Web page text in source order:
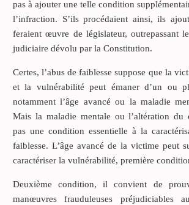
pas à ajouter une telle condition
l’infraction. S’ils procédaient ainsi, ils
feraient œuvre de législateur, outrepassant
judiciaire dévolu par la Constitution.
Certes, l’abus de faiblesse suppose que la
et la vulnérabilité peut émaner d’un ou
notamment l’âge avancé ou la maladie
Mais la maladie mentale ou l’altération du
pas une condition essentielle à la
faiblesse. L’âge avancé de la victime peut
caractériser la vulnérabilité, première
Deuxième condition, il convient de
manœuvres frauduleuses préjudiciables